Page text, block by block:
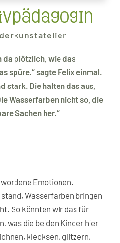
da plötzlich, wie das
spüre.“ sagte Felix einmal.
stark. Die halten das aus,
Wasserfarben nicht so, die
Sachen her.“
Emotionen.
Wasserfarben bringen
So könnten wir das für
was die beiden Kinder hier
klecksen, glitzern,